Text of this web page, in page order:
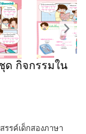
ด กิจกรรมใน
รค์เด็กสองภาษา